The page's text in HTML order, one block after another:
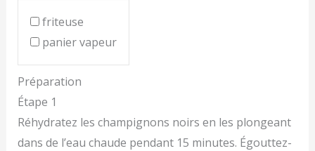
friteuse
panier vapeur
Préparation
Étape 1
Réhydratez les champignons noirs en les plongeant
dans de l’eau chaude pendant 15 minutes. Égouttez-